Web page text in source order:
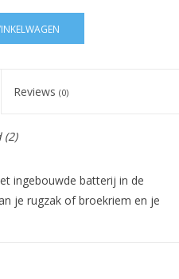
Reviews (0)
(2)
ingebouwde batterij in de
je rugzak of broekriem en je